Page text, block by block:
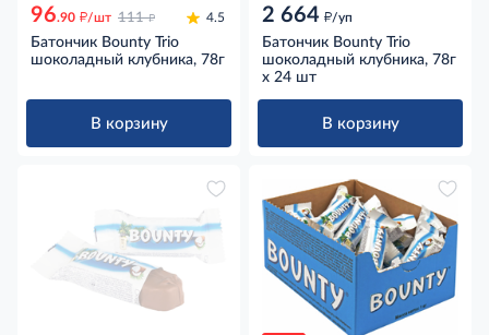
96.90 д/шт 111 д 4.5
Батончик Bounty Trio
шоколадный клубника, 78г
В корзину
2 664 д/уп
Батончик Bounty Trio
шоколадный клубника, 78г
x 24 шт
В корзину